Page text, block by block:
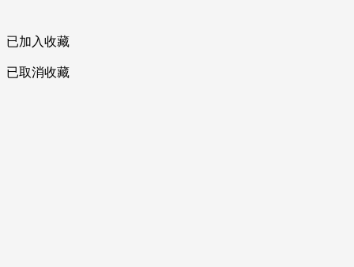
已加入收藏
已取消收藏